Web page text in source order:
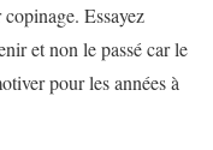
Essayez
et non le passé car le
pour les années à